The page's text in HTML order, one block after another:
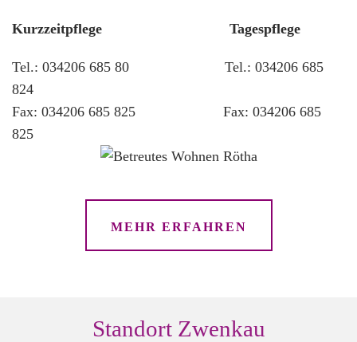
Kurzzeitpflege Tagespflege
Tel.: 034206 685 80 Tel.: 034206 685
824
Fax: 034206 685 825 Fax: 034206 685
825
MEHR ERFAHREN
Standort Zwenkau